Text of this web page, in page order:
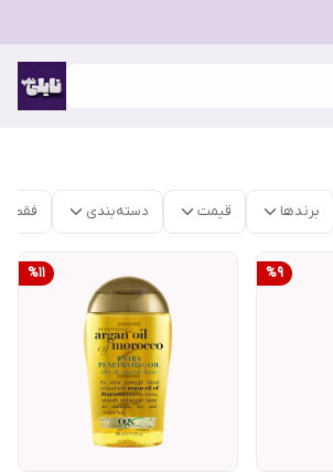
برندها قیمت دسته‌بندی فقط
%9
%11